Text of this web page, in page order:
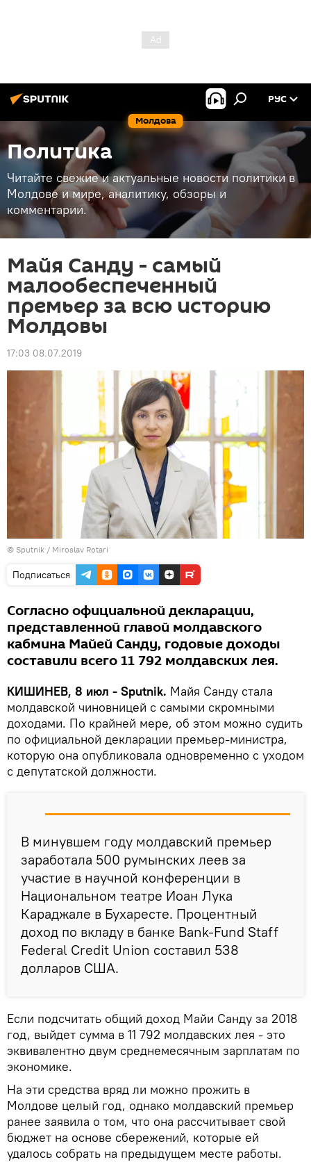
Молдова
РУС
Политика
Читайте свежие и актуальные новости политики в
Молдове и мире, аналитику, обзоры и
комментарии.
Майя Санду - самый
малообеспеченный
премьер за всю историю
Молдовы
17:03 08.07.2019
© Sputnik / Miroslav Rotari
Подписаться
Согласно официальной декларации,
представленной главой молдавского
кабмина Майей Санду, годовые доходы
составили всего 11 792 молдавских лея.
КИШИНЕВ, 8 июл - Sputnik. Майя Санду стала
молдавской чиновницей с самыми скромными
доходами. По крайней мере, об этом можно судить
по официальной декларации премьер-министра,
которую она опубликовала одновременно с уходом
с депутатской должности.
В минувшем году молдавский премьер
заработала 500 румынских леев за
участие в научной конференции в
Национальном театре Иоан Лука
Караджале в Бухаресте. Процентный
доход по вкладу в банке Bank-Fund Staff
Federal Credit Union составил 538
долларов США.
Если подсчитать общий доход Майи Санду за 2018
год, выйдет сумма в 11 792 молдавских лея - это
эквивалентно двум среднемесячным зарплатам по
экономике.
На эти средства вряд ли можно прожить в
Молдове целый год, однако молдавский премьер
ранее заявила о том, что она рассчитывает свой
бюджет на основе сбережений, которые ей
удалось собрать на предыдущем месте работы.